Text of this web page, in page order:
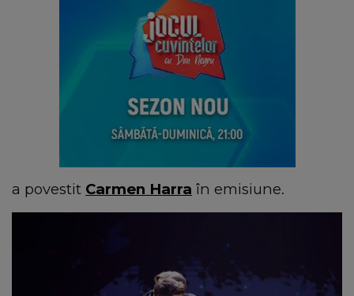
a povestit Carmen Harra în emisiune.